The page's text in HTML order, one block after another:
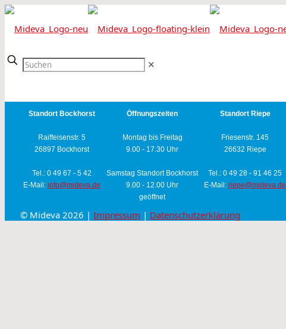
✕
Standort Bockhorst Öffnungszeiten Standort Riepe
Raiffeisenstr. 5
26897 Bockhorst
Tel.: 0 49 67 - 5 42
E-Mail: info@mideva.de
Montag bis Freitag
9.00 - 17.30 Uhr
Samstag Standort Bockhorst
9.00 - 12.00 Uhr
geöffnet
Friesenstr. 145
26632 Riepe
Tel.: 0 49 28 - 91 46 25
E-Mail: riepe@mideva.de
© Mideva 2026 | Impressum | Datenschutzerklärung